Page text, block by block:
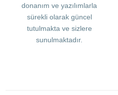
donanım ve yazılımlarla
sürekli olarak güncel
tutulmakta ve sizlere
sunulmaktadır.